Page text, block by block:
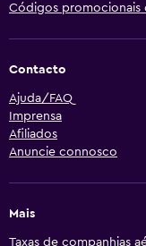
Códigos promocionais
Contacto
Ajuda/FAQ
Imprensa
Afiliados
Anuncie connosco
Mais
Taxas de companhias